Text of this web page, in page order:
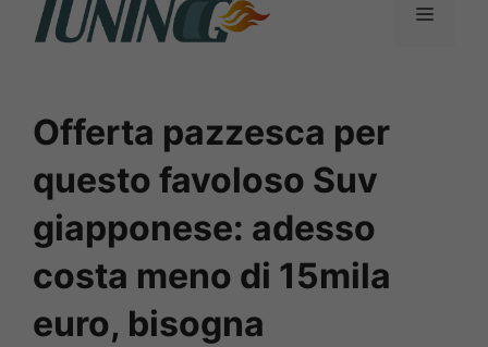
contenuto
Menu
Offerta pazzesca per
questo favoloso Suv
giapponese: adesso
costa meno di 15mila
euro, bisogna